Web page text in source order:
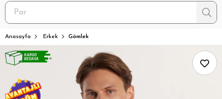
Anasayfa Erkek Gömlek